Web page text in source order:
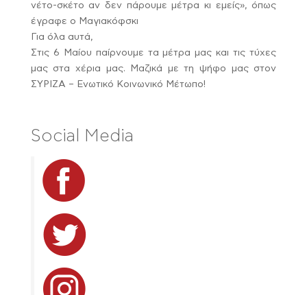
νέτο-σκέτο αν δεν πάρουμε μέτρα κι εμείς», όπως
έγραφε ο Μαγιακόφσκι
Για όλα αυτά,
Στις 6 Μαίου παίρνουμε τα μέτρα μας και τις τύχες
μας στα χέρια μας. Μαζικά με τη ψήφο μας στον
ΣΥΡΙΖΑ – Ενωτικό Κοινωνικό Μέτωπο!
Social Media